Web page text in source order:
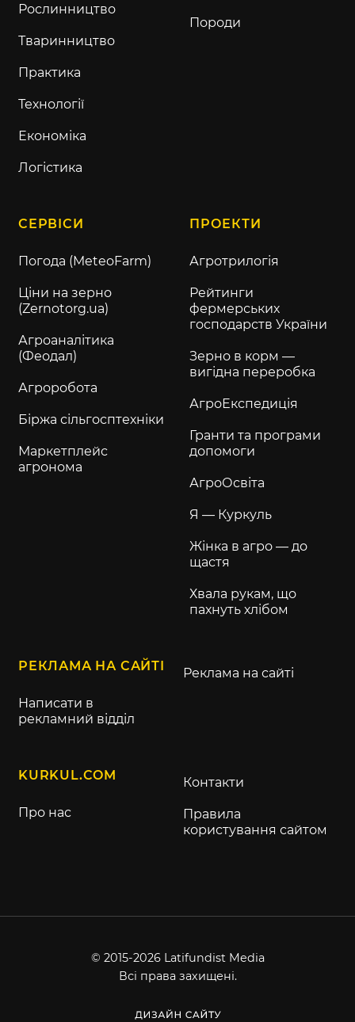
Рослинництво
Тваринництво
Практика
Технології
Економіка
Логістика
Породи
СЕРВІСИ
Погода (MeteoFarm)
Ціни на зерно
(Zernotorg.ua)
Агроаналітика
(Феодал)
Агроробота
Біржа сільгосптехніки
Маркетплейс
агронома
ПРОЕКТИ
Агротрилогія
Рейтинги
фермерських
господарств України
Зерно в корм —
вигідна переробка
АгроЕкспедиція
Гранти та програми
допомоги
АгроОсвіта
Я — Куркуль
Жінка в агро — до
щастя
Хвала рукам, що
пахнуть хлібом
РЕКЛАМА НА САЙТІ
Написати в
рекламний відділ
Реклама на сайті
KURKUL.COM
Про нас
Контакти
Правила
користування сайтом
© 2015-2026 Latifundist Media
Всі права захищені.